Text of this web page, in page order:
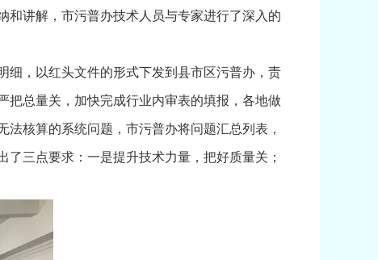
讲解，市污普办技术人员与专家进行了深入的
细，以红头文件的形式下发到县市区污普办，责
把总量关，加快完成行业内审表的填报，各地做
核算的系统问题，市污普办将问题汇总列表，
三点要求：一是提升技术力量，把好质量关；